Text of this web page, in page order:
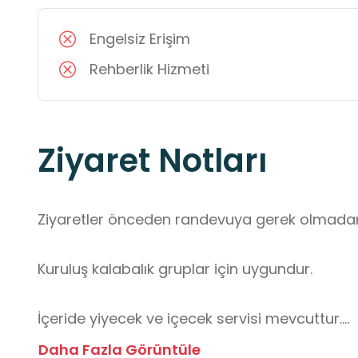
Engelsiz Erişim
Rehberlik Hizmeti
Ziyaret Notları
Ziyaretler önceden randevuya gerek
Kuruluş kalabalık gruplar için uygundur.
İçeride yiyecek ve içecek servisi mevcuttur.
Daha Fazla Görüntüle